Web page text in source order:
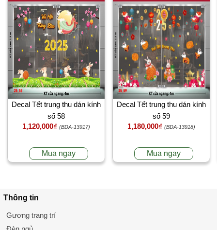
Decal Tết trung thu dán kính
số 58
1,120,000₫ (BDA-13917)
Mua ngay
Decal Tết trung thu dán kính
số 59
1,180,000₫ (BDA-13918)
Mua ngay
Thông tin
Gương trang trí